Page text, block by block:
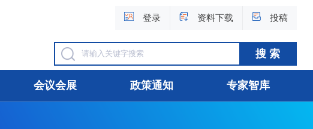
登录 资料下载 投稿
会议会展 政策通知 专家智库